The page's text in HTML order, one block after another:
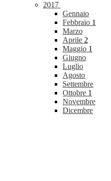
2017
Gennaio
Febbraio 1
Marzo
Aprile 2
Maggio 1
Giugno
Luglio
Agosto
Settembre
Ottobre 1
Novembre
Dicembre